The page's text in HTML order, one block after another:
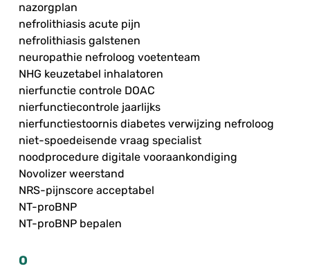
nazorgplan
nefrolithiasis acute pijn
nefrolithiasis galstenen
neuropathie nefroloog voetenteam
NHG keuzetabel inhalatoren
nierfunctie controle DOAC
nierfunctiecontrole jaarlijks
nierfunctiestoornis diabetes verwijzing nefroloog
niet-spoedeisende vraag specialist
noodprocedure digitale vooraankondiging
Novolizer weerstand
NRS-pijnscore acceptabel
NT-proBNP
NT-proBNP bepalen
O